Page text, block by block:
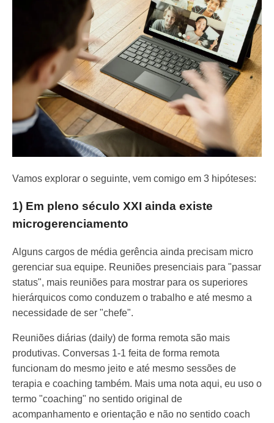
Vamos explorar o seguinte, vem comigo em 3 hipóteses:
1) Em pleno século XXI ainda existe
microgerenciamento
Alguns cargos de média gerência ainda precisam micro
gerenciar sua equipe. Reuniões presenciais para "passar
status", mais reuniões para mostrar para os superiores
hierárquicos como conduzem o trabalho e até mesmo a
necessidade de ser "chefe".
Reuniões diárias (daily) de forma remota são mais
produtivas. Conversas 1-1 feita de forma remota
funcionam do mesmo jeito e até mesmo sessões de
terapia e coaching também. Mais uma nota aqui, eu uso o
termo "coaching" no sentido original de
acompanhamento e orientação e não no sentido coach